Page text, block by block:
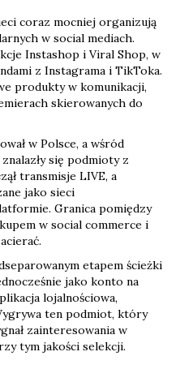
coraz mocniej organizują
w social mediach.
Instashop i Viral Shop, w
z Instagrama i TikToka.
produkty w komunikacji,
skierowanych do
w Polsce, a wśród
się podmioty z
transmisje LIVE, a
jako sieci
Granica pomiędzy
w social commerce i
etapem ścieżki
jako konto na
lojalnościowa,
ten podmiot, który
zainteresowania w
tym jakości selekcji.